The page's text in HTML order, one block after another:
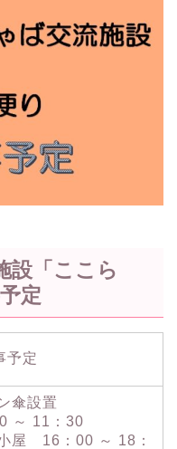
設「ここら
定
予定
傘設置
～ 11：30
屋 16：00 ～ 18：